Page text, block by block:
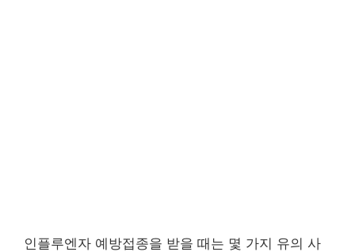
인플루엔자 예방접종을 받을 때는 몇 가지 유의 사